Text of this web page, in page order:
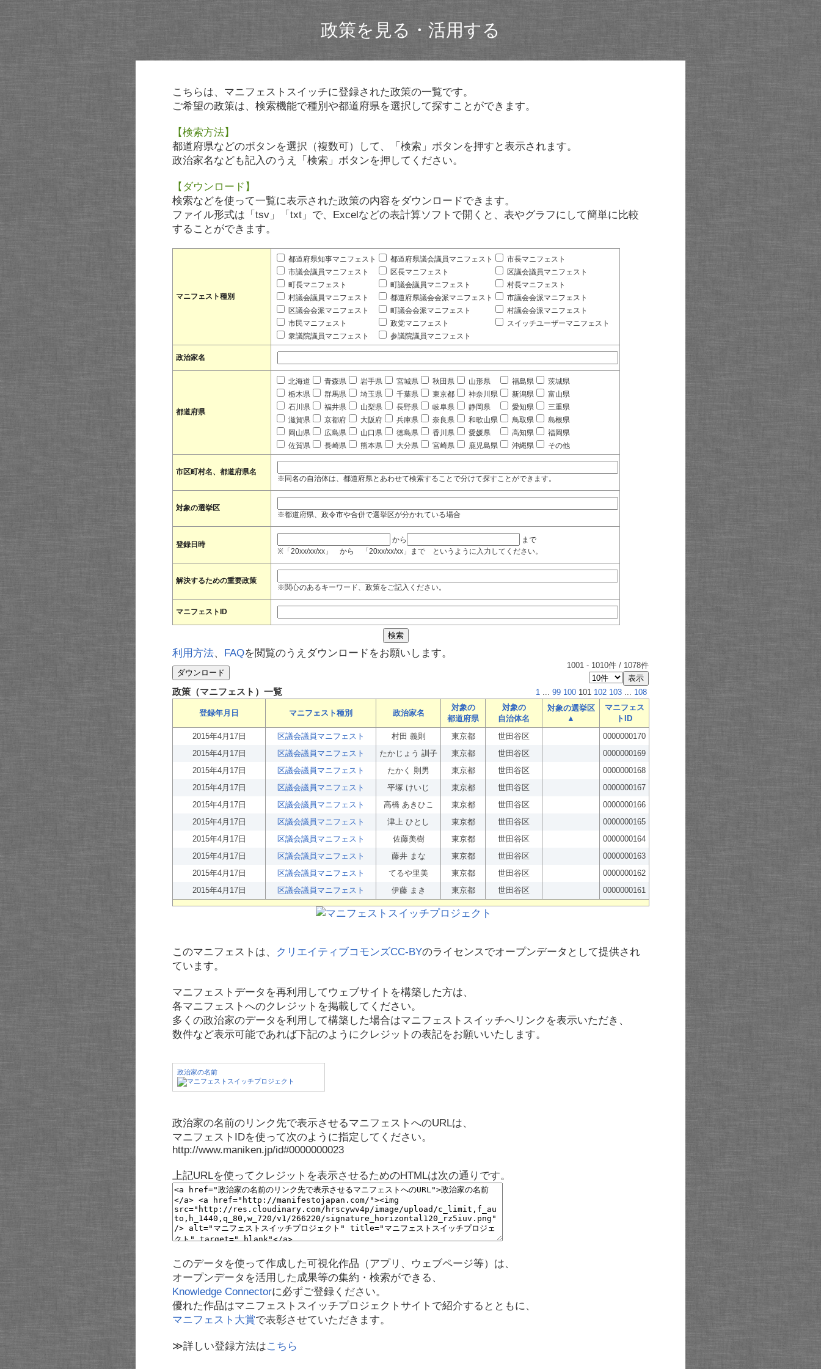
政策を見る・活用する
こちらは、マニフェストスイッチに登録された政策の一覧です。
ご希望の政策は、検索機能で種別や都道府県を選択して探すことができます。
【検索方法】
都道府県などのボタンを選択（複数可）して、「検索」ボタンを押すと表示されます。
政治家名なども記入のうえ「検索」ボタンを押してください。
【ダウンロード】
検索などを使って一覧に表示された政策の内容をダウンロードできます。
ファイル形式は「tsv」「txt」で、Excelなどの表計算ソフトで開くと、表やグラフにして簡単に比較
することができます。
マニフェスト種別
都道府県知事マニフェスト 都道府県議会議員マニフェスト
市長マニフェスト
市議会議員マニフェスト
区長マニフェスト
区議会議員マニフェスト
町長マニフェスト
町議会議員マニフェスト
村長マニフェスト
村議会議員マニフェスト
都道府県議会会派マニフェスト
市議会会派マニフェスト
区議会会派マニフェスト
町議会会派マニフェスト
村議会会派マニフェスト
市民マニフェスト
政党マニフェスト
スイッチユーザーマニフェスト
衆議院議員マニフェスト
参議院議員マニフェスト
政治家名
都道府県
北海道 青森県 岩手県 宮城県 秋田県 山形県 福島県
茨城県
栃木県
群馬県 埼玉県 千葉県 東京都 神奈川県 新潟県
富山県
石川県
福井県 山梨県 長野県 岐阜県 静岡県 愛知県
三重県
滋賀県
京都府 大阪府 兵庫県 奈良県 和歌山県 鳥取県
島根県
岡山県
広島県 山口県 徳島県 香川県 愛媛県 高知県
福岡県
佐賀県
長崎県 熊本県 大分県 宮崎県 鹿児島県 沖縄県 その他
市区町村名、都道府県名
※同名の自治体は、都道府県とあわせて検索することで分けて探すことができます。
対象の選挙区
※都道府県、政令市や合併で選挙区が分かれている場合
登録日時
から
まで
※「20xx/xx/xx」 から 「20xx/xx/xx」まで というように入力してください。
解決するための重要政策
※関心のあるキーワード、政策をご記入ください。
マニフェストID
利用方法、 FAQを閲覧のうえダウンロードをお願いします。
1001 - 1010件 / 1078件
政策（マニフェスト）一覧 1 ... 99 100 101 102 103 ... 108
登録年月日 マニフェスト種別 政治家名
対象の
都道府県
対象の
自治体名
対象の選挙区
▲
マニフェス
トID
2015年4月17日
区議会議員マニフェスト 村田 義則 東京都 世田谷区
0000000170
2015年4月17日
区議会議員マニフェスト たかじょう 訓子 東京都 世田谷区
0000000169
2015年4月17日
区議会議員マニフェスト たかく 則男 東京都 世田谷区
0000000168
2015年4月17日
区議会議員マニフェスト 平塚 けいじ 東京都 世田谷区
0000000167
2015年4月17日
区議会議員マニフェスト 高橋 あきひこ 東京都 世田谷区
0000000166
2015年4月17日
区議会議員マニフェスト 津上 ひとし 東京都 世田谷区
0000000165
2015年4月17日
区議会議員マニフェスト 佐藤美樹 東京都 世田谷区
0000000164
2015年4月17日
区議会議員マニフェスト 藤井 まな 東京都 世田谷区
0000000163
2015年4月17日
区議会議員マニフェスト てるや里美 東京都 世田谷区
0000000162
2015年4月17日
区議会議員マニフェスト 伊藤 まき 東京都 世田谷区 0000000161
このマニフェストは、 クリエイティブコモンズCC-BYのライセンスでオープンデータとして提供され
ています。
マニフェストデータを再利用してウェブサイトを構築した方は、
各マニフェストへのクレジットを掲載してください。
多くの政治家のデータを利用して構築した場合はマニフェストスイッチへリンクを表示いただき、
数件など表示可能であれば下記のようにクレジットの表記をお願いいたします。
政治家の名前
政治家の名前のリンク先で表示させるマニフェストへのURLは、
マニフェストIDを使って次のように指定してください。
http://www.maniken.jp/id#0000000023
上記URLを使ってクレジットを表示させるためのHTMLは次の通りです。
このデータを使って作成した可視化作品（アプリ、ウェブページ等）は、
オープンデータを活用した成果等の集約・検索ができる、
Knowledge Connectorに必ずご登録ください。
優れた作品はマニフェストスイッチプロジェクトサイトで紹介するとともに、
マニフェスト大賞で表彰させていただきます。
≫詳しい登録方法はこちら